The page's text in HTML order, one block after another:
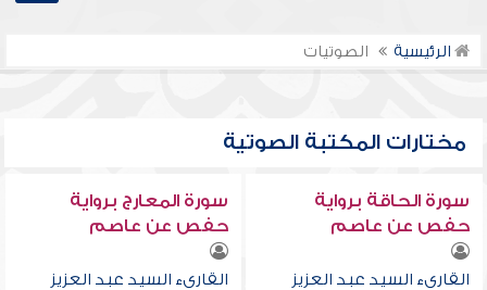
الرئيسية الصوتيات
مختارات المكتبة الصوتية
سورة الحاقة برواية
حفص عن عاصم
القارىء السيد عبد العزيز
سورة المعارج برواية
حفص عن عاصم
القارىء السيد عبد العزيز